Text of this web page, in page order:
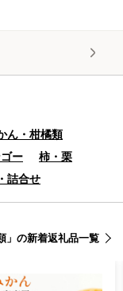
ん・柑橘類
ー
柿・栗
詰合せ
」の新着返礼品一覧